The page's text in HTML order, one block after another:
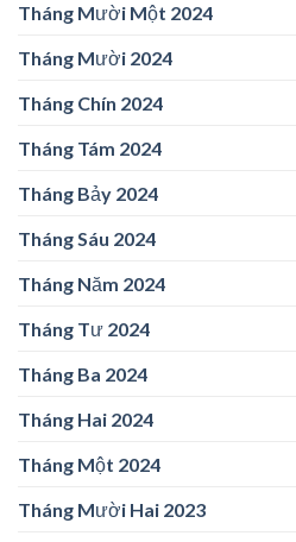
Tháng Mười Một 2024
Tháng Mười 2024
Tháng Chín 2024
Tháng Tám 2024
Tháng Bảy 2024
Tháng Sáu 2024
Tháng Năm 2024
Tháng Tư 2024
Tháng Ba 2024
Tháng Hai 2024
Tháng Một 2024
Tháng Mười Hai 2023